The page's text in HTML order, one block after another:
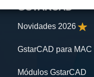
GSTARCAD
Novidades 2026
GstarCAD para MAC
Módulos GstarCAD